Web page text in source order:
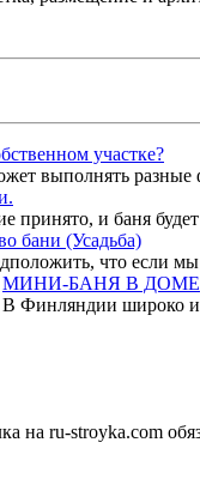
участке?
выполнять
принято, и баня
бани (Усадьба)
что если мы
МИНИ-БАНЯ В ДОМЕ
В Финляндии широко
на ru-stroyka.com